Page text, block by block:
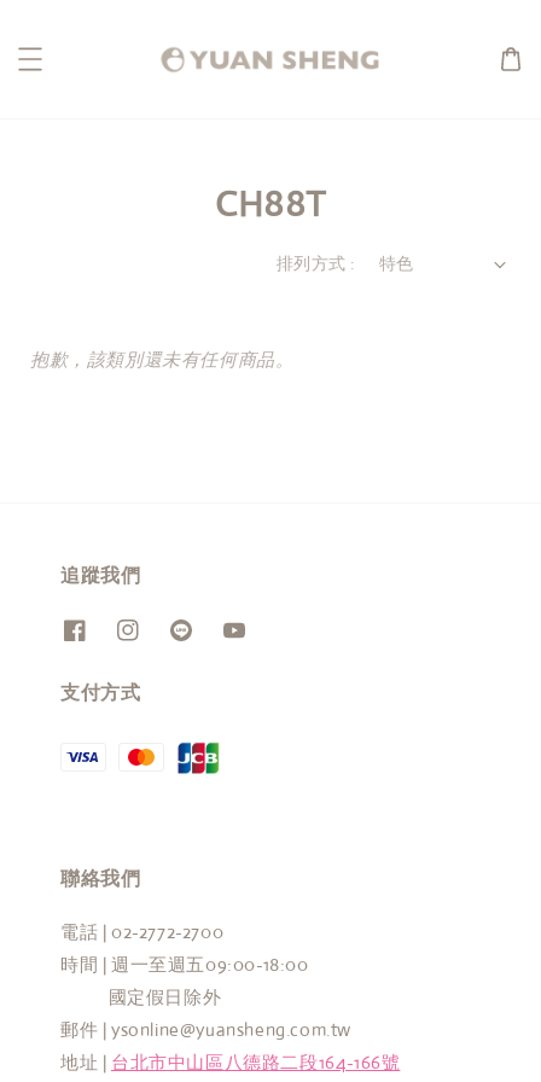
CH88T
排列方式 :
抱歉，該類別還未有任何商品。
追蹤我們
支付方式
聯絡我們
電話 | 02-2772-2700
時間 | 週一至週五09:00-18:00
國定假日除外
郵件 | ysonline@yuansheng.com.tw
地址 | 台北市中山區八德路二段164-166號